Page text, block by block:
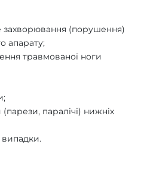
захворювання (порушення)
апарату;
травмованої ноги
паралічі) нижніх
випадки.